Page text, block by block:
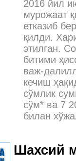
2016 йил
мурожаат
етказиб
қилди.
этилган.
битими
важ-
кечиш
сўмлик
сўм* ва 7
билан
Шахсий